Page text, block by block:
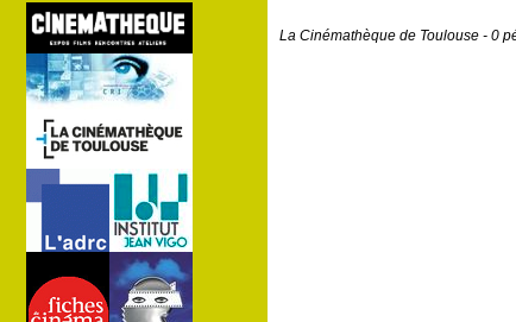
La Cinémathèque de Toulouse - 0